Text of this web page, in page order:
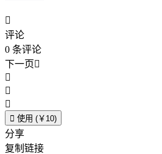

评论
0 条评论
下一页



 使用 (￥10)
分享
复制链接